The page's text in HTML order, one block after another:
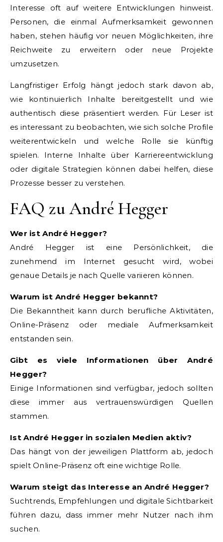
Interesse oft auf weitere Entwicklungen hinweist.
Personen, die einmal Aufmerksamkeit gewonnen
haben, stehen häufig vor neuen Möglichkeiten, ihre
Reichweite zu erweitern oder neue Projekte
umzusetzen.
Langfristiger Erfolg hängt jedoch stark davon ab,
wie kontinuierlich Inhalte bereitgestellt und wie
authentisch diese präsentiert werden. Für Leser ist
es interessant zu beobachten, wie sich solche Profile
weiterentwickeln und welche Rolle sie künftig
spielen. Interne Inhalte über Karriereentwicklung
oder digitale Strategien können dabei helfen, diese
Prozesse besser zu verstehen.
FAQ zu André Hegger
Wer ist André Hegger?
André Hegger ist eine Persönlichkeit, die
zunehmend im Internet gesucht wird, wobei
genaue Details je nach Quelle variieren können.
Warum ist André Hegger bekannt?
Die Bekanntheit kann durch berufliche Aktivitäten,
Online-Präsenz oder mediale Aufmerksamkeit
entstanden sein.
Gibt es viele Informationen über André
Hegger?
Einige Informationen sind verfügbar, jedoch sollten
diese immer aus vertrauenswürdigen Quellen
stammen.
Ist André Hegger in sozialen Medien aktiv?
Das hängt von der jeweiligen Plattform ab, jedoch
spielt Online-Präsenz oft eine wichtige Rolle.
Warum steigt das Interesse an André Hegger?
Suchtrends, Empfehlungen und digitale Sichtbarkeit
führen dazu, dass immer mehr Nutzer nach ihm
suchen.